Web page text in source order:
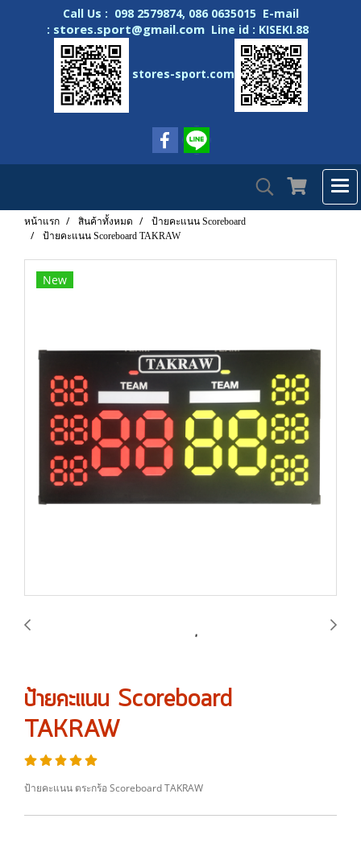
Call Us : 098 2579874, 086 0635015 E-mail
: stores.sport@gmail.com Line id : KISEKI.88
stores-sport.com
หน้าแรก สินค้าทั้งหมด
ป้ายคะแนน Scoreboard
ป้ายคะแนน Scoreboard TAKRAW
New
ป้ายคะแนน Scoreboard
TAKRAW
ป้ายคะแนน ตระกร้อ Scoreboard TAKRAW